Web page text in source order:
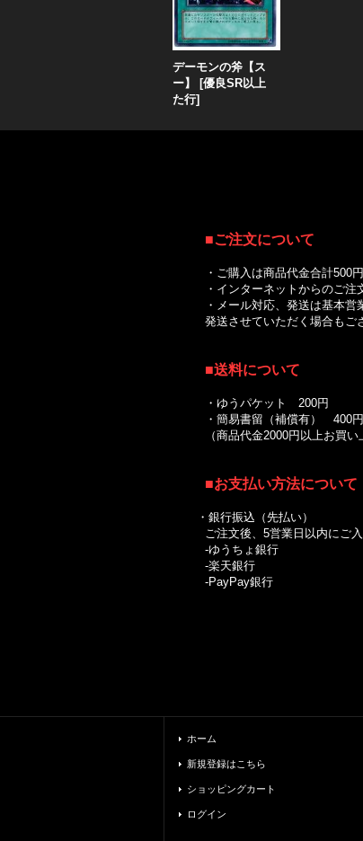
デーモンの斧【ス
ー】
[優良SR以上
た行]
■ご注文について
・ご購入は商品代金合計500円
・インターネットからのご注文
・メール対応、発送は基本営
発送させていただく場合もござ
■送料について
・ゆうパケット 200円
・簡易書留（補償有） 400円
（商品代金2000円以上お買
■お支払い方法について
・銀行振込（先払い）
ご注文後、5営業日以内にご入
-ゆうちょ銀行
-楽天銀行
-PayPay銀行
ホーム
新規登録はこちら
ショッピングカート
ログイン